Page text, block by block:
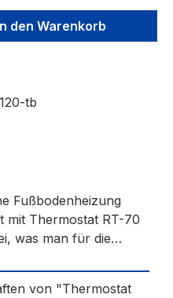
den
den Warenkorb
tb
Fußbodenheizung
mit Thermostat RT-70
was man für die…
von "Thermostat